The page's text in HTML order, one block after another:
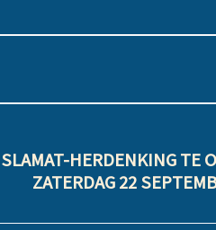
SLAMAT-HERDENKING TE
ZATERDAG 22